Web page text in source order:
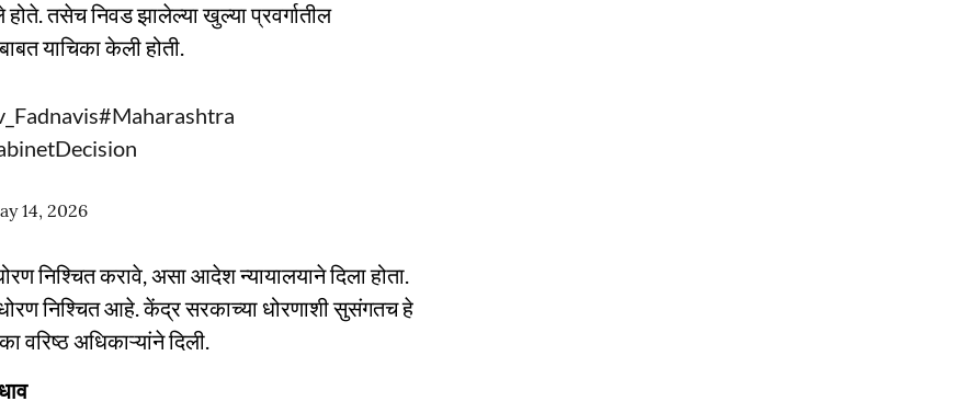
तसेच निवड झालेल्या खुल्या प्रवर्गातील
याचिका केली होती.
#Maharashtra
14, 2026
निश्चित करावे, असा आदेश न्यायालयाने दिला होता.
निश्चित आहे. केंद्र सरकाच्या धोरणाशी सुसंगतच हे
वरिष्ठ अधिकाऱ्यांने दिली.